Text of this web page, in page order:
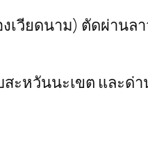
เวียดนาม) ตัดผ่านล
ะหวันนะเขต และด่